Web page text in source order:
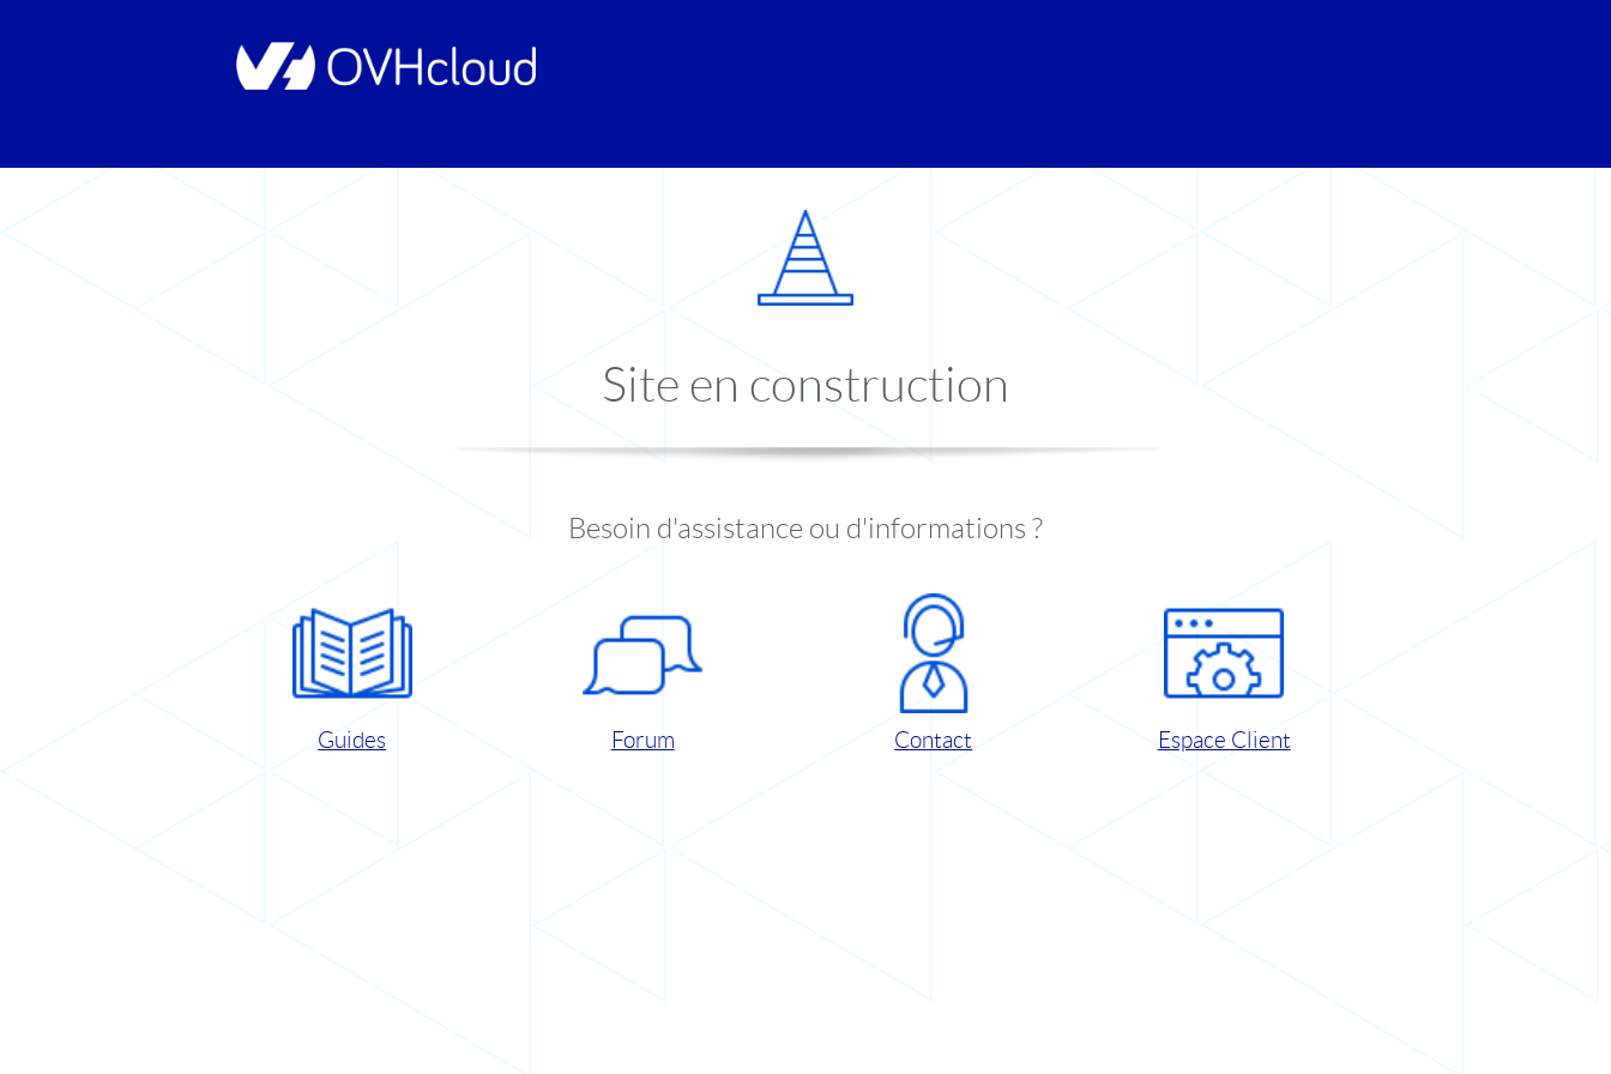
Site en construction
Besoin d'assistance ou d'informations ?
Guides Forum Contact Espace Client